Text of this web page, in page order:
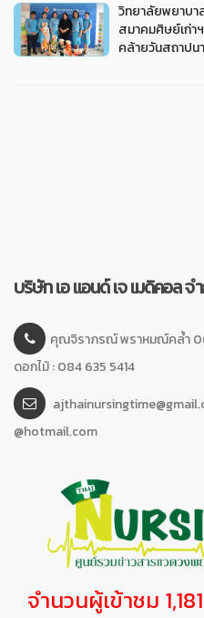
วิทยาลัยพยาบา
สมาคมศิษย์เก่า
คล้ายวันสถาป
บริษัท เอ แอนด์ เจ เมดิคอล จ
คุณจิราภรณ์ พราหมณ์คล้ำ
ดอกไม้ : 084 635 5414
@hotmail.com
จำนวนผู้เข้าชม